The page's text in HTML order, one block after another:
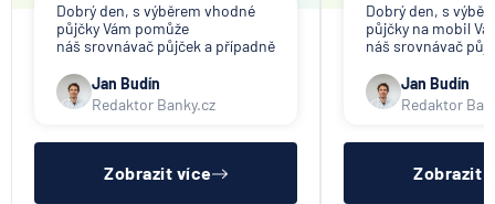
Dobrý den, s výběrem vhodné
půjčky Vám pomůže
náš srovnávač půjček a případně
půjček. Pro získání půjčky je
třeba mít dostatečný příjem,
nebýt ve zkušební ani výpovědní
Jan Budín
Redaktor Banky.cz
Zobrazit více
Dobrý den, s
půjčky na mobil
náš srovnávač
půjček. Pro získání
nákupu na
dostatečný
Jan Budín
Redaktor
Zobrazit